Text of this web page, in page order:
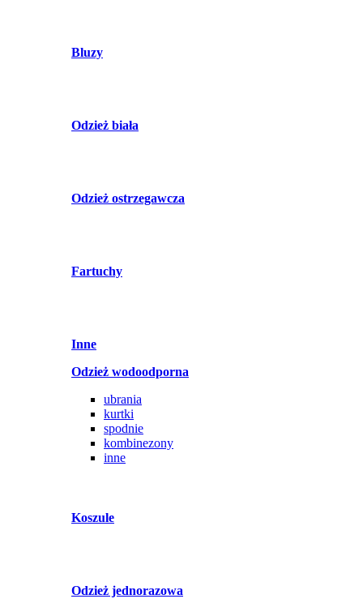
Bluzy
Odzież biała
Odzież ostrzegawcza
Fartuchy
Inne
Odzież wodoodporna
ubrania
kurtki
spodnie
kombinezony
inne
Koszule
Odzież jednorazowa